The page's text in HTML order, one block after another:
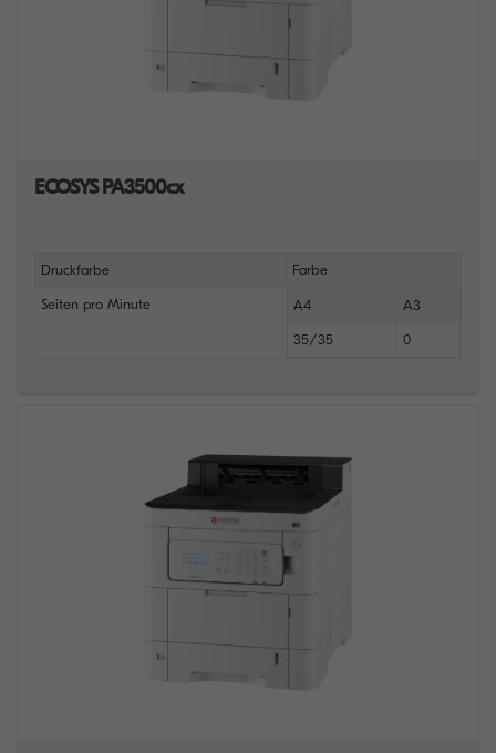
ECOSYS PA3500cx
Druckfarbe Farbe
Seiten pro Minute A4 A3
35/35 0